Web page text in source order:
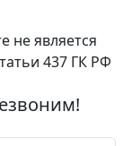
не является
437 ГК РФ